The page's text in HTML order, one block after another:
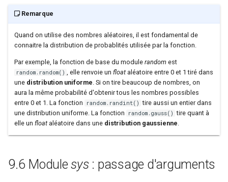
Remarque
Quand on utilise des nombres aléatoires, il est fondamental de
connaitre la distribution de probablités utilisée par la fonction.
Par exemple, la fonction de base du module random est
random.random() , elle renvoie unfloat aléatoire entre 0 et 1 tiré dans
une distribution uniforme . Si on tire beaucoup de nombres, on
aura la même probabilité d'obtenir tous les nombres possibles
entre 0 et 1. La fonction
random.randint() tire aussi un entier dans
une distribution uniforme. La fonction
random.gauss() tire quant à
elle un float aléatoire dans une distribution gaussienne
9.6 Modulesys: passage d'arguments